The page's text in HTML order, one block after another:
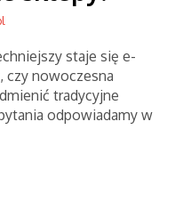
staje się e-
czy nowoczesna
tradycyjne
odpowiadamy w